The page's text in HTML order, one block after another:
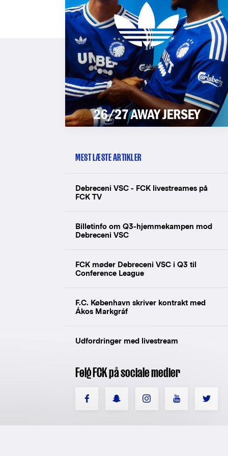
MEST LÆSTE ARTIKLER
Debreceni VSC - FCK livestreames på
FCK TV
Billetinfo om Q3-hjemmekampen mod
Debreceni VSC
FCK møder Debreceni VSC i Q3 til
Conference League
F.C. København skriver kontrakt med
Ákos Markgráf
Udfordringer med livestream
Følg FCK på sociale medier